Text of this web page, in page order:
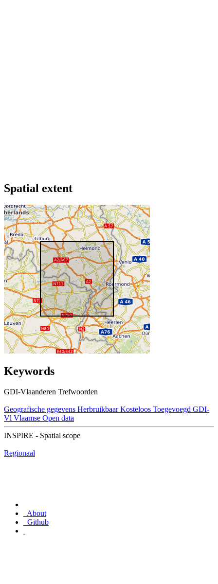
Spatial extent
Keywords
GDI-Vlaanderen Trefwoorden
Geografische gegevens Herbruikbaar Kosteloos Toegevoegd GDI-
Vl Vlaamse Open data
INSPIRE - Spatial scope
Regionaal
About
Github